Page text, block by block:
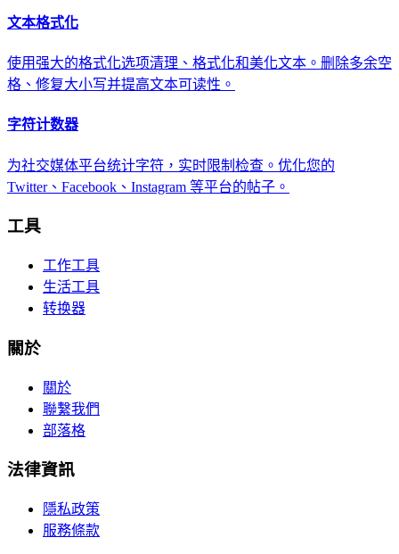
文本格式化
使用强大的格式化选项清理、格式化和美化文本。删除多余空
格、修复大小写并提高文本可读性。
字符计数器
为社交媒体平台统计字符，实时限制检查。优化您的
Twitter、Facebook、Instagram 等平台的帖子。
工具
工作工具
生活工具
转换器
關於
關於
聯繫我們
部落格
法律資訊
隱私政策
服務條款